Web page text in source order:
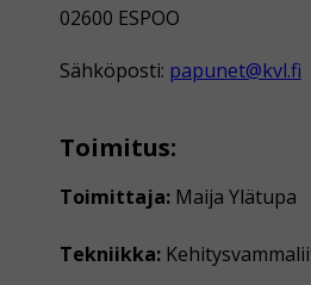
02600 ESPOO
Sähköposti: papunet@kvl.fi
Toimitus:
Toimittaja: Maija Ylätupa
Tekniikka: